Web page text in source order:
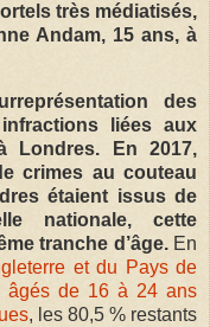
très médiatisés,
Andam, 15 ans, à
des
liées aux
Londres. En 2017,
crimes au couteau
étaient issus de
nationale, cette
tranche d’âge.​
En
et du Pays de
âgés de 16 à 24 ans
, les 80,5 % restants